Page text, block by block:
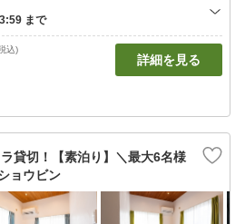
込)
詳細を見る
貸切！【素泊り】＼最大6名様
ョウビン